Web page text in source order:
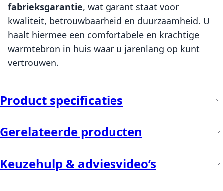
fabrieksgarantie, wat garant staat voor
kwaliteit, betrouwbaarheid en duurzaamheid. U
haalt hiermee een comfortabele en krachtige
warmtebron in huis waar u jarenlang op kunt
vertrouwen.
Product specificaties
Gerelateerde producten
Keuzehulp & adviesvideo’s